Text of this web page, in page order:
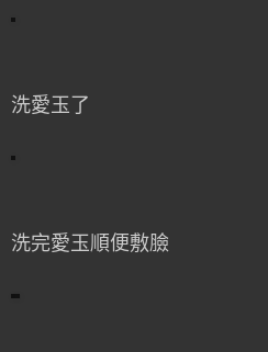
洗愛玉了
洗完愛玉順便敷臉